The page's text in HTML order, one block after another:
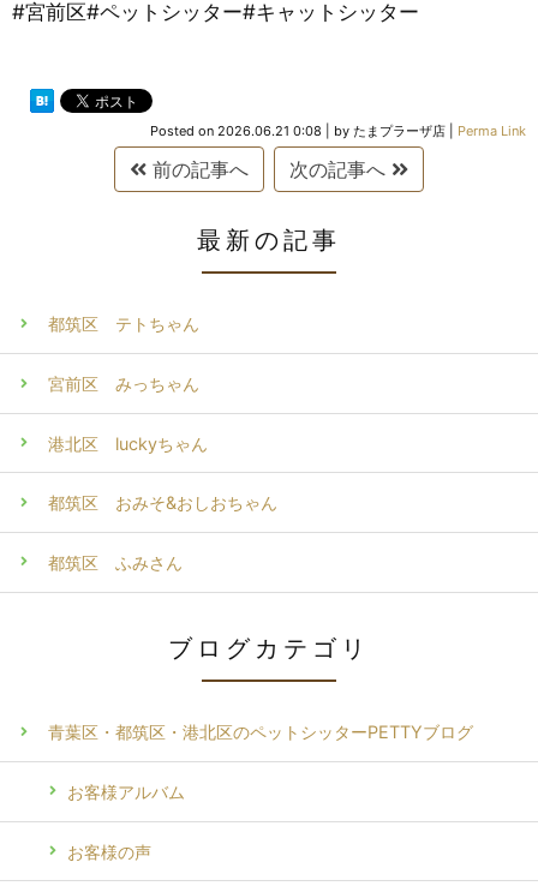
#宮前区#ペットシッター#キャットシッター
Posted on 2026.06.21 0:08 by たまプラーザ店 Perma Link
前の記事へ 次の記事へ
最新の記事
都筑区 テトちゃん
宮前区 みっちゃん
港北区 luckyちゃん
都筑区 おみそ&おしおちゃん
都筑区 ふみさん
ブログカテゴリ
青葉区・都筑区・港北区のペットシッターPETTYブログ
お客様アルバム
お客様の声